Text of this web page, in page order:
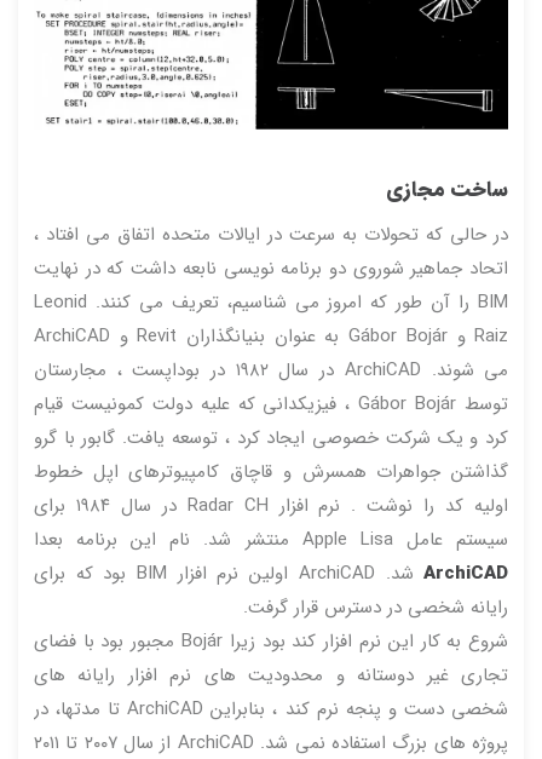
ساخت مجازی
در حالی که تحولات به سرعت در ایالات متحده اتفاق می افتاد ،
اتحاد جماهیر شوروی دو برنامه نویسی نابعه داشت که در نهایت
BIM را آن طور که امروز می شناسیم، تعریف می کنند. Leonid
Raiz و Gábor Bojár به عنوان بنیانگذاران Revit و ArchiCAD
می شوند. ArchiCAD در سال ۱۹۸۲ در بوداپست ، مجارستان
توسط Gábor Bojár ، فیزیکدانی که علیه دولت کمونیست قیام
کرد و یک شرکت خصوصی ایجاد کرد ، توسعه یافت. گابور با گرو
گذاشتن جواهرات همسرش و قاچاق کامپیوترهای اپل خطوط
اولیه کد را نوشت . نرم افزار Radar CH در سال ۱۹۸۴ برای
سیستم عامل Apple Lisa منتشر شد. نام این برنامه بعدا
ArchiCAD
شد. ArchiCAD اولین نرم افزار BIM بود که برای
رایانه شخصی در دسترس قرار گرفت.
شروع به کار این نرم افزار کند بود زیرا Bojár مجبور بود با فضای
تجاری غیر دوستانه و محدودیت های نرم افزار رایانه های
شخصی دست و پنجه نرم کند ، بنابراین ArchiCAD تا مدتها، در
پروژه های بزرگ استفاده نمی شد. ArchiCAD از سال ۲۰۰۷ تا ۲۰۱۱